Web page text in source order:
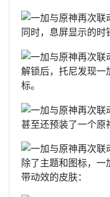
同时，息屏显示的时
解锁后，托尼发现一
标。
甚至还预装了一个原
除了主题和图标，一
带动效的皮肤：